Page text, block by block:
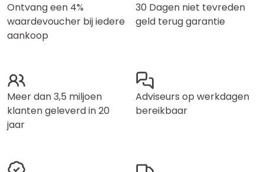
Ontvang een 4%
waardevoucher bij iedere
aankoop
30 Dagen niet tevreden
geld terug garantie
Meer dan 3,5 miljoen
klanten geleverd in 20
jaar
Adviseurs op werkdagen
bereikbaar